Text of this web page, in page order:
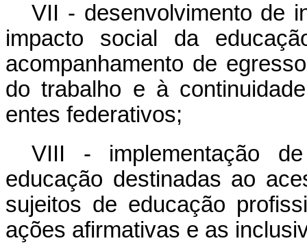
VII - desenvolvimento de
impacto social da
acompanhamento de
do trabalho e à
entes federativos;
VIII - implementação
educação destinadas ao
sujeitos de educação
ações afirmativas e as